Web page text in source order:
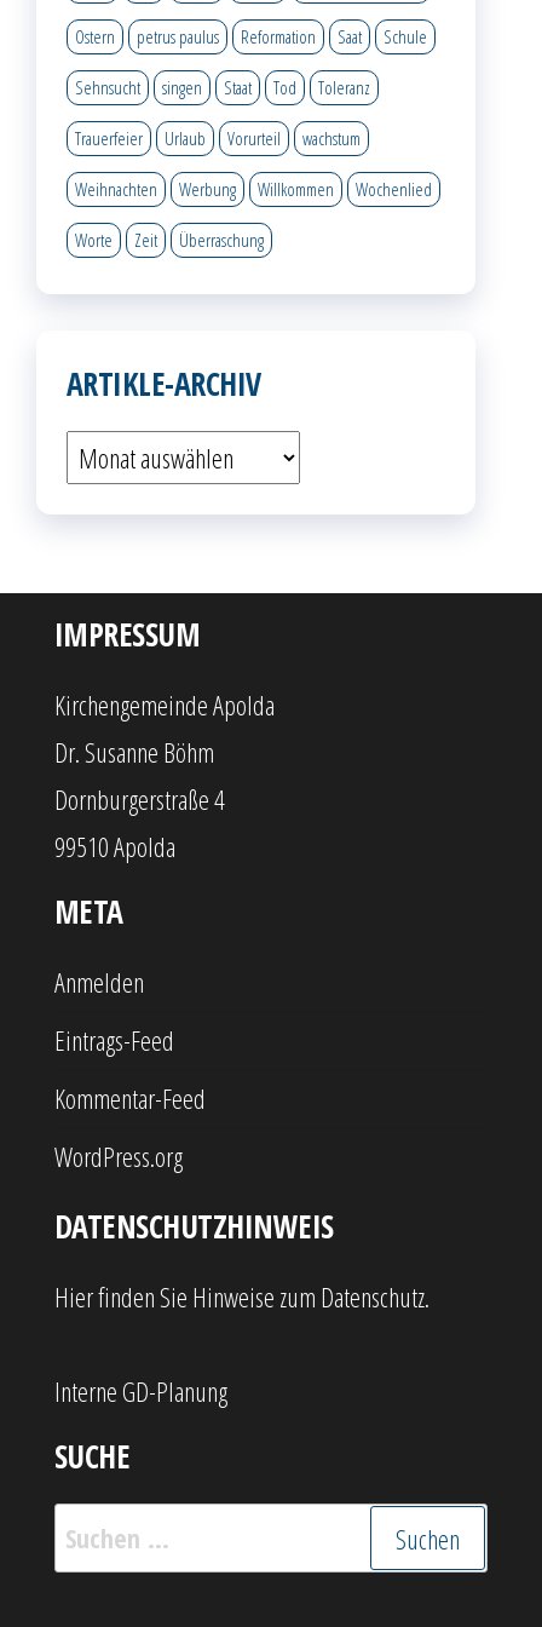
Ostern petrus paulus Reformation Saat Schule
Sehnsucht singen Staat Tod Toleranz
Trauerfeier Urlaub Vorurteil wachstum
Weihnachten Werbung Willkommen Wochenlied
Worte Zeit Überraschung
ARTIKLE-ARCHIV
Artikle-
IMPRESSUM
Kirchengemeinde Apolda
Dr. Susanne Böhm
Dornburgerstraße 4
99510 Apolda
META
Anmelden
Eintrags-Feed
Kommentar-Feed
WordPress.org
DATENSCHUTZHINWEIS
Hier finden Sie Hinweise zum Datenschutz.
Interne GD-Planung
SUCHE
Suchen
nach: